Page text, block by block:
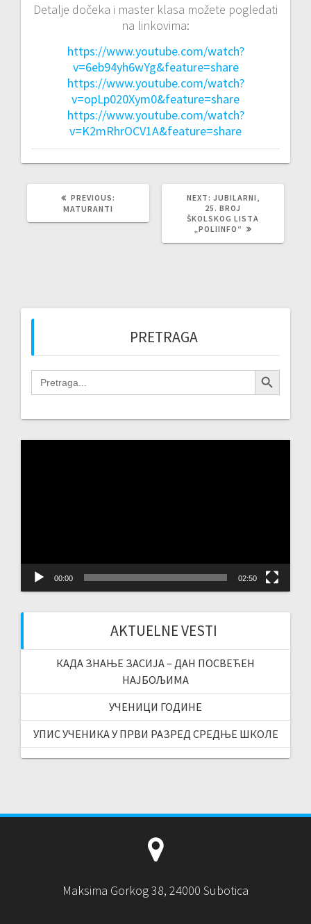
Detalje dočeka i master klasa možete pogledati
na linkovima:
https://www.youtube.com/watch?
v=6eb94yh6wYg&feature=share
https://www.youtube.com/watch?
v=opLp020Xym0&feature=share
https://www.youtube.com/watch?
v=K2mRhrOCV1A&feature=share
PREVIOUS:
MATURANTI
NEXT: NEXT
POST:
JUBILARNI,
25. BROJ
ŠKOLSKOG LISTA
„POLIINFO“
PRETRAGA
Search
for:
Search Button
00:00 02:50
AKTUELNE VESTI
КАДА ЗНАЊЕ ЗАСИЈА – ДАН ПОСВЕЋЕН
НАЈБОЉИМА
УЧЕНИЦИ ГОДИНЕ
УПИС УЧЕНИКА У ПРВИ РАЗРЕД СРЕДЊЕ ШКОЛЕ
Maksima Gorkog 38, 24000 Subotica